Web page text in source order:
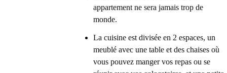
appartement ne sera jamais trop de
monde.
La cuisine est divisée en 2 espaces, un
meublé avec une table et des chaises où
vous pouvez manger vos repas ou se